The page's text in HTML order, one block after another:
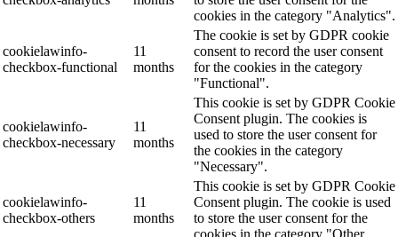
cookies in the category "Analytics".
cookielawinfo-
checkbox-functional
11
months
The cookie is set by GDPR cookie
consent to record the user consent
for the cookies in the category
"Functional".
cookielawinfo-
checkbox-necessary
11
months
This cookie is set by GDPR Cookie
Consent plugin. The cookies is
used to store the user consent for
the cookies in the category
"Necessary".
cookielawinfo-
checkbox-others
11
months
This cookie is set by GDPR Cookie
Consent plugin. The cookie is used
to store the user consent for the
cookies in the category "Other.